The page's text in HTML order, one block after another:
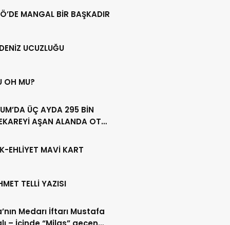
MANGAL BİR BAŞKADIR
UCUZLUĞU
OH MU?
ÜÇ AYDA 295 BİN
AŞAN ALANDA OT
EHLİYET MAVİ KART
TELLİ YAZISI
Medarı İftarı Mustafa